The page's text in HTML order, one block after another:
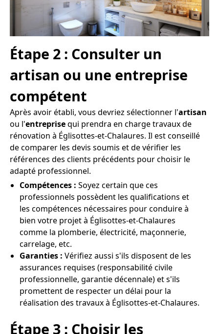
Étape 2 : Consulter un
artisan ou une entreprise
compétent
Après avoir établi, vous devriez sélectionner l'artisan
ou l'entreprisequi prendra en charge travaux de
rénovation à Églisottes-et-Chalaures. Il est conseillé
de comparer les devis soumis et de vérifier les
références des clients précédents pour choisir le
adapté professionnel.
Compétences : Soyez certain que ces
professionnels possèdent les qualifications et
les compétences nécessaires pour conduire à
bien votre projet à Églisottes-et-Chalaures
comme la plomberie, électricité, maçonnerie,
carrelage, etc.
Garanties : Vérifiez aussi s'ils disposent de les
assurances requises (responsabilité civile
professionnelle, garantie décennale) et s'ils
promettent de respecter un délai pour la
réalisation des travaux à Églisottes-et-Chalaures.
Étape 3 : Choisir les